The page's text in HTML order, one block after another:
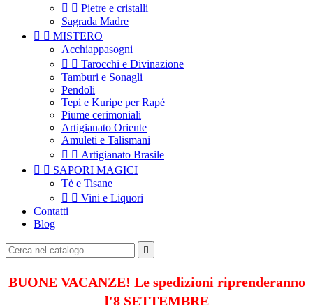
  Pietre e cristalli
Sagrada Madre
  MISTERO
Acchiappasogni
  Tarocchi e Divinazione
Tamburi e Sonagli
Pendoli
Tepi e Kuripe per Rapé
Piume cerimoniali
Artigianato Oriente
Amuleti e Talismani
  Artigianato Brasile
  SAPORI MAGICI
Tè e Tisane
  Vini e Liquori
Contatti
Blog

BUONE VACANZE! Le spedizioni riprenderanno
l'8 SETTEMBRE